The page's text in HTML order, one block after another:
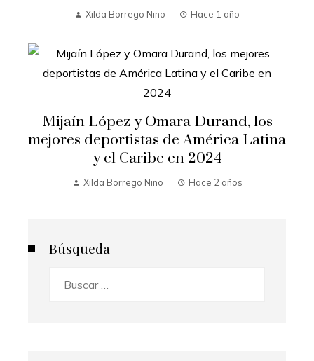
Xilda Borrego Nino Hace 1 año
Mijaín López y Omara Durand, los
mejores deportistas de América Latina
y el Caribe en 2024
Xilda Borrego Nino Hace 2 años
Búsqueda